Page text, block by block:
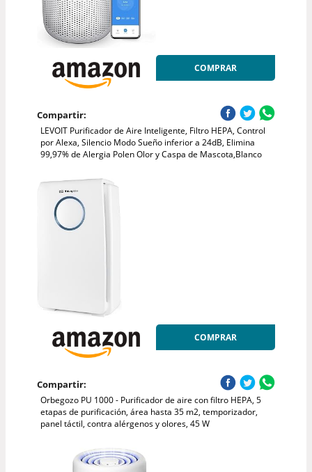
COMPRAR
Compartir:
LEVOIT Purificador de Aire Inteligente, Filtro HEPA, Control
por Alexa, Silencio Modo Sueño inferior a 24dB, Elimina
99,97% de Alergia Polen Olor y Caspa de Mascota,Blanco
COMPRAR
Compartir:
Orbegozo PU 1000 - Purificador de aire con filtro HEPA, 5
etapas de purificación, área hasta 35 m2, temporizador,
panel táctil, contra alérgenos y olores, 45 W